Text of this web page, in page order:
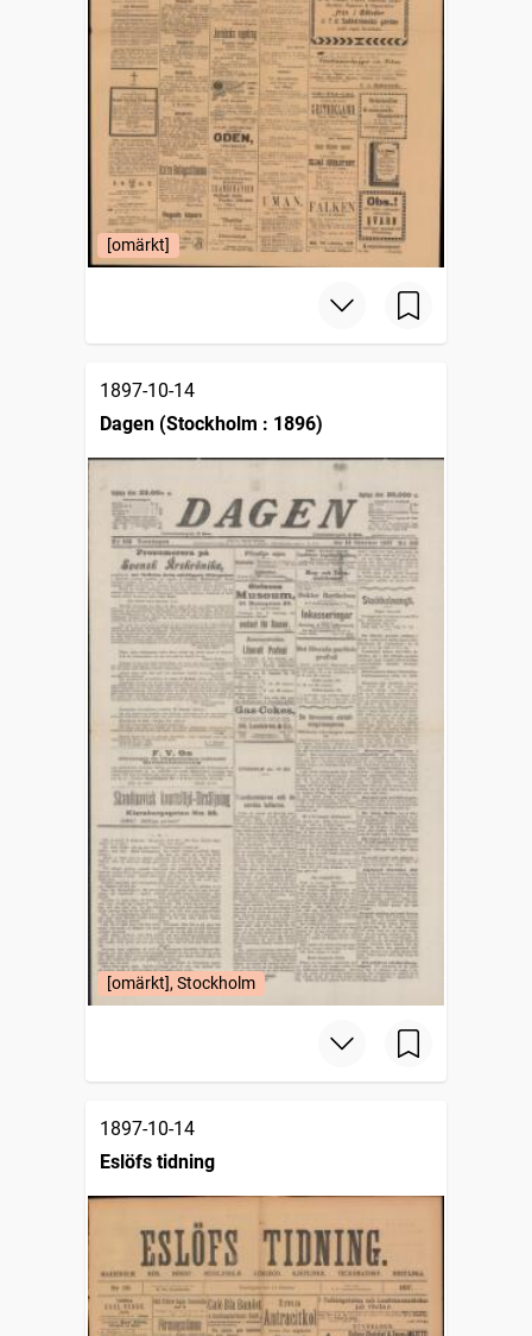
[omärkt]
1897-10-14
Dagen (Stockholm : 1896)
[omärkt], Stockholm
1897-10-14
Eslöfs tidning